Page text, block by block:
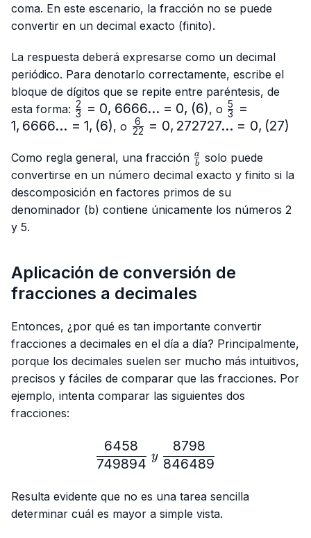
coma. En este escenario, la fracción no se puede
convertir en un decimal exacto (finito).
La respuesta deberá expresarse como un decimal
periódico. Para denotarlo correctamente, escribe el
bloque de dígitos que se repite entre paréntesis, de
esta forma: \frac{2}
{3}=0,6666...
3
2 = 0, 6666... = 0, (6), o \frac{5}
{3}=
= 1,(6)
3
5
=
1, 6666... = 1, (6), o \frac{6}
= 0,(27)
22
6 = 0, 272727... = 0, (27)
Como regla general, una fracción \frac{a}
{b}
b
a
solo puede
convertirse en un número decimal exacto y finito si la
descomposición en factores primos de su
denominador (b) contiene únicamente los números 2
y 5.
Aplicación de conversión de
fracciones a decimales
Entonces, ¿por qué es tan importante convertir
fracciones a decimales en el día a día? Principalmente,
porque los decimales suelen ser mucho más intuitivos,
precisos y fáciles de comparar que las fracciones. Por
ejemplo, intenta comparar las siguientes dos
fracciones:
\frac{6458}{749894} \
749894
6458
y 846489
8798
Resulta evidente que no es una tarea sencilla
determinar cuál es mayor a simple vista.